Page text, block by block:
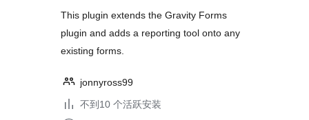
This plugin extends the Gravity Forms
plugin and adds a reporting tool onto any
existing forms.
jonnyross99
不到10 个活跃安装